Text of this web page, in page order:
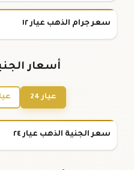
سعر جرام الذهب عيار ١٢
أسعار
عيار 24
سعر الجنية الذهب عيار ٢٤